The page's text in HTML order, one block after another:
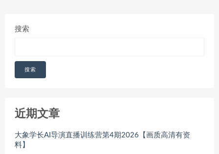
搜索
搜索
近期文章
大象学长AI导演直播训练营第4期2026【画质高清有资
料】